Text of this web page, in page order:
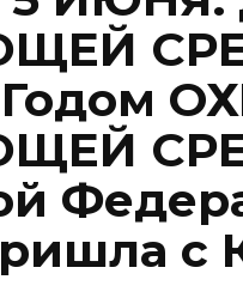
Годом
с